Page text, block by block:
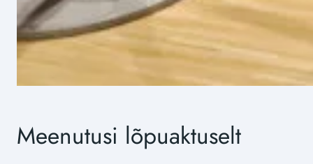
Meenutusi lõpuaktuselt